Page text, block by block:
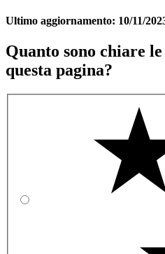
Ultimo aggiornamento: 10/11/
Quanto sono chiare
questa pagina?